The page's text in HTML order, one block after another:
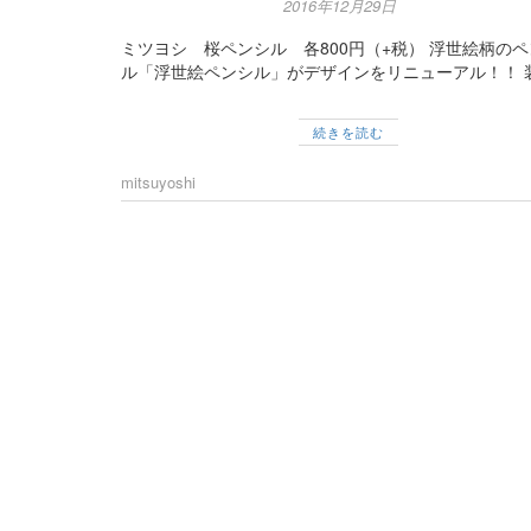
2016年12月29日
ミツヨシ 桜ペンシル 各800円（+税） 浮世絵柄のペ
ル「浮世絵ペンシル」がデザインをリニューアル！！
続きを読む
mitsuyoshi